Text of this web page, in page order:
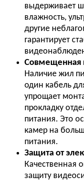
выдерживает
влажность,
другие
гарантирует
Совмещенная
Наличие жил
один кабель
упрощает
прокладку
питания. Это
камер на
питания.
Защита от
Качественная
защиту